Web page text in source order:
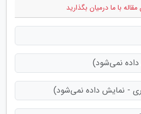
با ما درمیان بگذارید